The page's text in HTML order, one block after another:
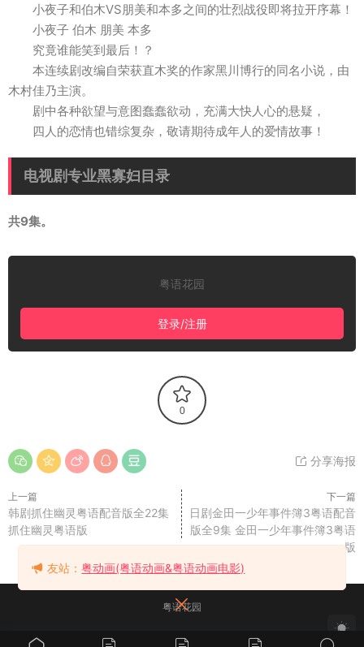
小夜子和伯木VS朋美和本多之间的壮烈战役即将拉开序幕！
小夜子 伯木 朋美 本多
究竟谁能笑到最后！？
本连续剧改编自荣获直木奖的作家黑川博行的同名小说，由
木村佳乃主演。
剧中各种欲望与意图蠢蠢欲动，充满大快人心的悬疑，
四人的恋情也错综复杂，敬请期待成年人的爱情故事！
电视剧专业黑寡妇目录
共9集。
粤语花园
登录/注册
0
分享海报
上一篇
韩剧抓住幽灵粤语配音版全22集
抓住幽灵粤语版
下一篇
日剧金田一少年事件簿3粤语配音
版全9集 金田一少年事件簿3粤语
版
粤语花园
友站：粤动画(粤语动画&粤语动画电影)